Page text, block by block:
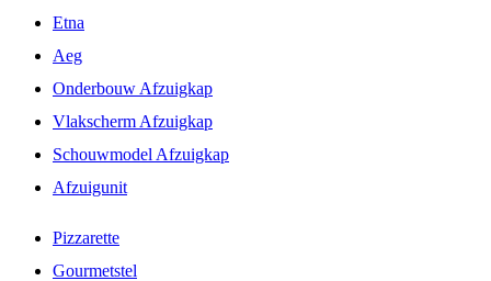
Etna
Aeg
Onderbouw Afzuigkap
Vlakscherm Afzuigkap
Schouwmodel Afzuigkap
Afzuigunit
Pizzarette
Gourmetstel